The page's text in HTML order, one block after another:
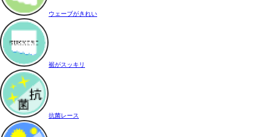
ウェーブがきれい
裾がスッキリ
抗菌レース